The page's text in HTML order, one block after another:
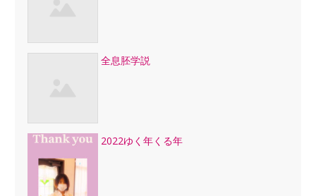
全息胚学説
2022ゆく年くる年